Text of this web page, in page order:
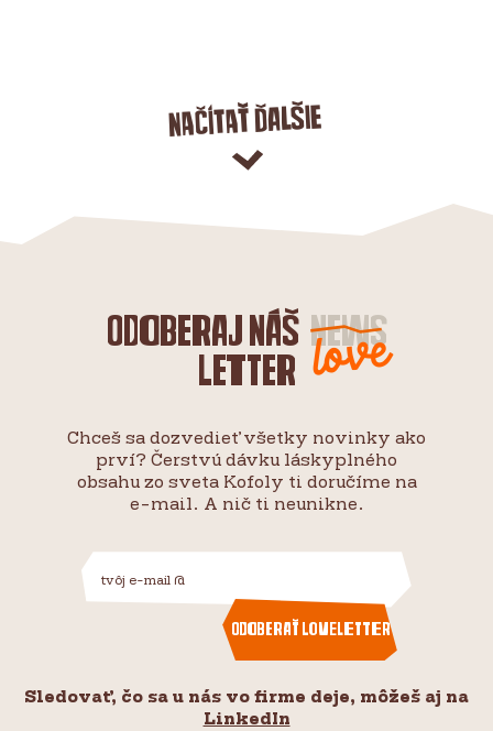
Načítať ďalšie
Odoberaj náš news
letter
Chceš sa dozvedieť všetky novinky ako
prví? Čerstvú dávku láskyplného
obsahu zo sveta Kofoly ti doručíme na
e-mail. A nič ti neunikne.
Odoberať loveletter
Sledovať, čo sa u nás vo firme deje, môžeš aj na
LinkedIn